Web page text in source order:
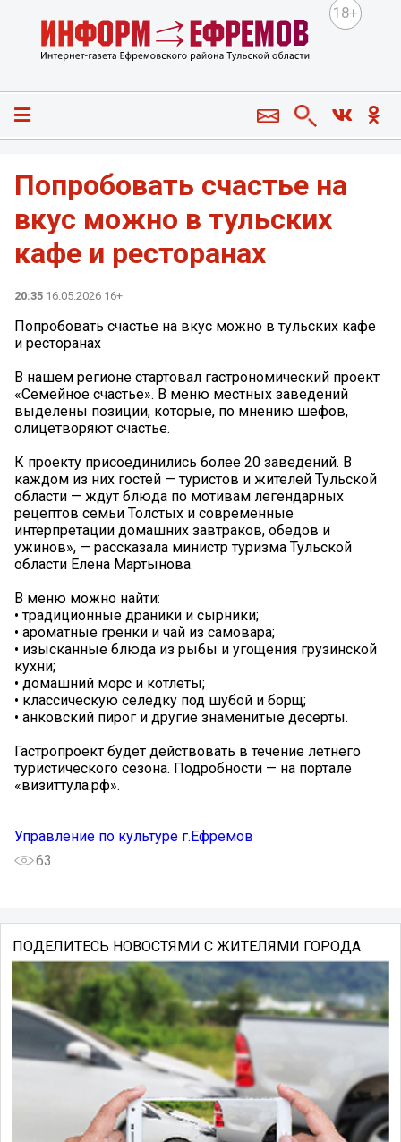
18+
Попробовать счастье на
вкус можно в тульских
кафе и ресторанах
20:35 16.05.2026 16+
Попробовать счастье на вкус можно в тульских кафе
и ресторанах
В нашем регионе стартовал гастрономический проект
«Семейное счастье». В меню местных заведений
выделены позиции, которые, по мнению шефов,
олицетворяют счастье.
К проекту присоединились более 20 заведений. В
каждом из них гостей — туристов и жителей Тульской
области — ждут блюда по мотивам легендарных
рецептов семьи Толстых и современные
интерпретации домашних завтраков, обедов и
ужинов», — рассказала министр туризма Тульской
области Елена Мартынова.
В меню можно найти:
• традиционные драники и сырники;
• ароматные гренки и чай из самовара;
• изысканные блюда из рыбы и угощения грузинской
кухни;
• домашний морс и котлеты;
• классическую селёдку под шубой и борщ;
• анковский пирог и другие знаменитые десерты.
Гастропроект будет действовать в течение летнего
туристического сезона. Подробности — на портале
«визиттула.рф».
Управление по культуре г.Ефремов
63
ПОДЕЛИТЕСЬ НОВОСТЯМИ С ЖИТЕЛЯМИ ГОРОДА